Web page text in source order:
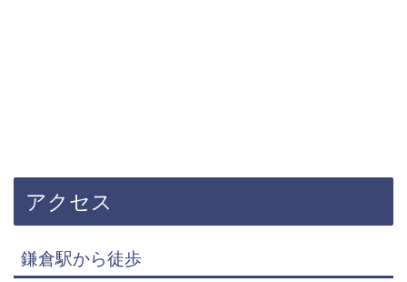
アクセス
鎌倉駅から徒歩